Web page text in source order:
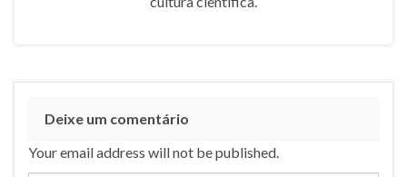
Deixe um comentário
Your email address will not be published.